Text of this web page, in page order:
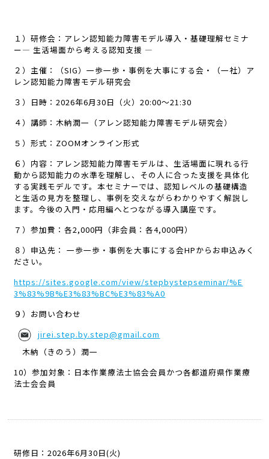
１）研修会：アレン認知能力障害モデル導入・基礎理解セミナ
ー― 生活場面から考える認知支援 ―
２）主催：（SIG）一歩一歩・事例を大事にする会・（一社）ア
レン認知能力障害モデル研究会
３）日時：2026年6月30日（火）20:00～21:30
４）講師：木納潤一（アレン認知能力障害モデル研究会）
５）形式：ZOOMオンライン形式
６）内容：アレン認知能力障害モデルは、生活場面に現れる行
動から認知能力の水準を理解し、その人に合った支援を具体化
する実践モデルです。本セミナーでは、認知レベルの基礎構造
と生活の見方を整理し、事例を交えながらわかりやすく解説し
ます。今後の入門・応用編へとつながる導入講座です。
７）参加費：各2,000円（非会員：各4,000円）
８）申込先： 一歩一歩・事例を大事にする会HPからお申込みく
ださい。
https://sites.google.com/view/stepbystepseminar/%E
3%83%9B%E3%83%BC%E3%83%A0
９）お問い合わせ
jirei.step.by.step@gmail.com
木納（きのう）潤一
10）参加対象：日本作業療法士協会会員かつ各都道府県作業療
法士会会員
研修日：2026年6月30日(火)